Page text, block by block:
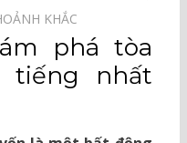
KHẮC⠀
phá tòa
tiếng nhất